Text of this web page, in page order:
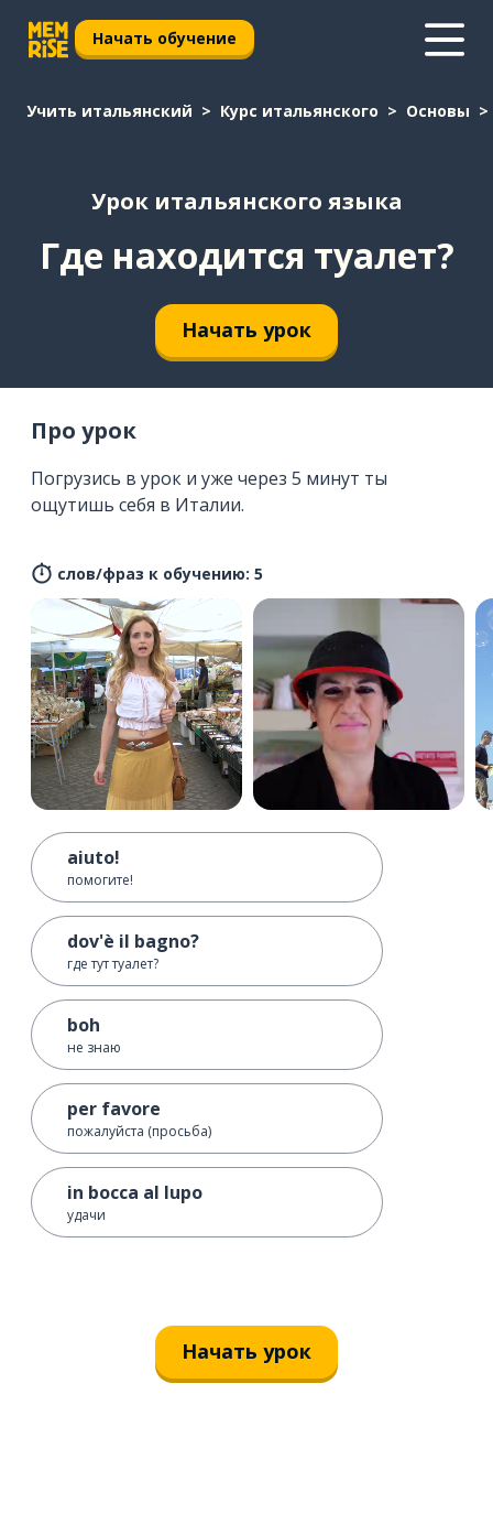
Начать обучение
Учить итальянский Курс итальянского Основы
Урок итальянского языка
Где находится туалет?
Начать урок
Про урок
Погрузись в урок и уже через 5 минут ты
ощутишь себя в Италии.
слов/фраз к обучению: 5
aiuto!
помогите!
dov'è il bagno?
где тут туалет?
boh
не знаю
per favore
пожалуйста (просьба)
in bocca al lupo
удачи
Начать урок